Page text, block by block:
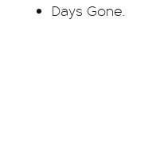
Days Gone.